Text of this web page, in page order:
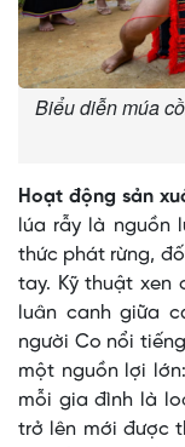
Biểu diễn múa
Hoạt động sản
lúa rẫy là nguồn
thức phát rừng,
tay. Kỹ thuật xen
luân canh giữa
người Co nổi
một nguồn lợi
mỗi gia đình là
trở lên mới được